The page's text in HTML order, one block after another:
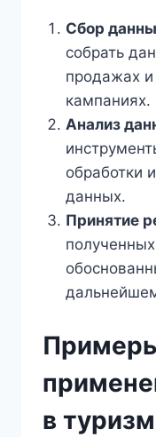
Сбор
собрать
продажах
кампаниях.
Анализ
обработки
данных.
Принятие
в